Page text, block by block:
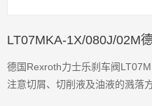
德国Rexroth力士乐刹车阀
注意切屑、切削液及油液的溅落